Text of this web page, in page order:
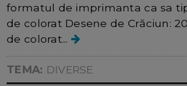
formatul de imprimanta ca sa
de colorat Desene de Crăciun:
de colorat...
TEMA: DIVERSE